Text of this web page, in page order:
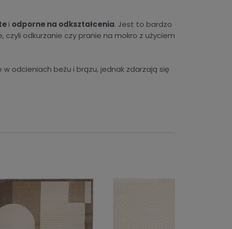
i odporne na odkształcenia. Jest to bardzo
odkurzanie czy pranie na mokro z użyciem
w odcieniach beżu i brązu, jednak zdarzają się